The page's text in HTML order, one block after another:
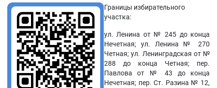
Границы избирательного
участка:
ул. Ленина от № 245 до конца
Нечетная; ул. Ленина № 270
Четная; ул. Ленинградская от №
288 до конца Четная; пер.
Павлова от № 43 до конца
Нечетная; пер. Ст. Разина № 12,